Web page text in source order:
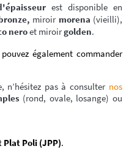
est disponible en
miroir morena (vieilli),
neroet miroirgolden.
également commander
n’hésitez pas à consulter nos
(rond, ovale, losange) ou
Poli (JPP).